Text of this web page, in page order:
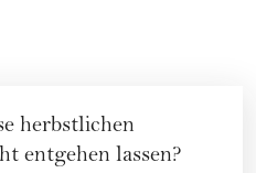
herbstlichen
entgehen lassen?